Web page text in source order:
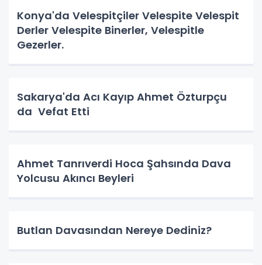
Konya'da Velespitçiler Velespite Velespit
Derler Velespite Binerler, Velespitle
Gezerler.
Sakarya'da Acı Kayıp Ahmet Özturpçu
da Vefat Etti
Ahmet Tanrıverdi Hoca Şahsında Dava
Yolcusu Akıncı Beyleri
Butlan Davasından Nereye Dediniz?